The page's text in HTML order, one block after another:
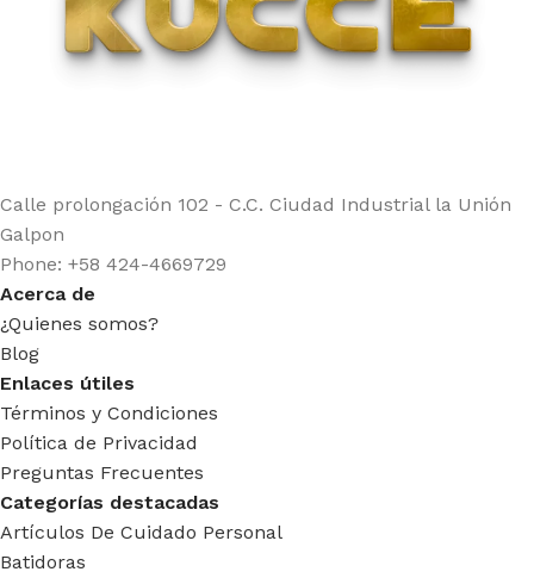
Calle prolongación 102 - C.C. Ciudad Industrial la Unión
Galpon
Phone: +58 424-4669729
Acerca de
¿Quienes somos?
Blog
Enlaces útiles
Términos y Condiciones
Política de Privacidad
Preguntas Frecuentes
Categorías destacadas
Artículos De Cuidado Personal
Batidoras